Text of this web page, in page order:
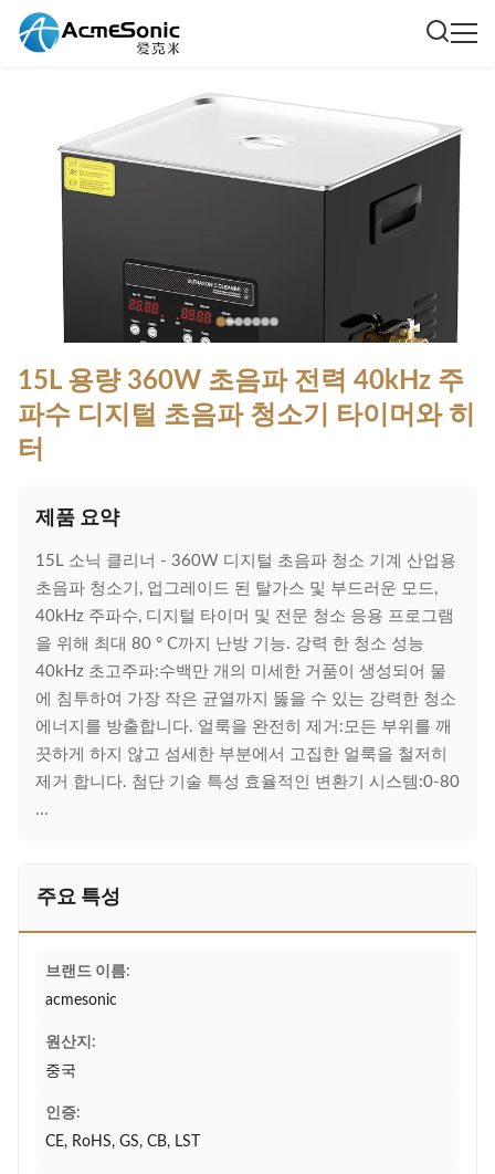
15L 용량 360W 초음파 전력 40kHz 주
파수 디지털 초음파 청소기 타이머와 히
터
제품 요약
15L 소닉 클리너 - 360W 디지털 초음파 청소 기계 산업용
초음파 청소기, 업그레이드 된 탈가스 및 부드러운 모드,
40kHz 주파수, 디지털 타이머 및 전문 청소 응용 프로그램
을 위해 최대 80 ° C까지 난방 기능. 강력 한 청소 성능
40kHz 초고주파:수백만 개의 미세한 거품이 생성되어 물
에 침투하여 가장 작은 균열까지 뚫을 수 있는 강력한 청소
에너지를 방출합니다. 얼룩을 완전히 제거:모든 부위를 깨
끗하게 하지 않고 섬세한 부분에서 고집한 얼룩을 철저히
제거 합니다. 첨단 기술 특성 효율적인 변환기 시스템:0-80
...
주요 특성
브랜드 이름:
acmesonic
원산지:
중국
인증:
CE, RoHS, GS, CB, LST